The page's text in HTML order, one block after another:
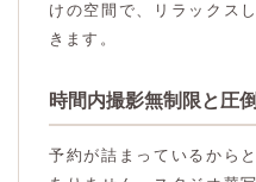
けの空間で、リラックス
きます。
時間内撮影無制限と圧
予約が詰まっているから